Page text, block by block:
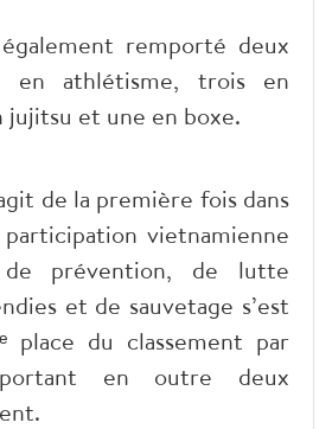
remporté deux
en athlétisme, trois en
jujitsu et une en boxe.
de la première fois dans
vietnamienne
de prévention, de lutte
et de sauvetage s’est
place du classement par
en outre deux